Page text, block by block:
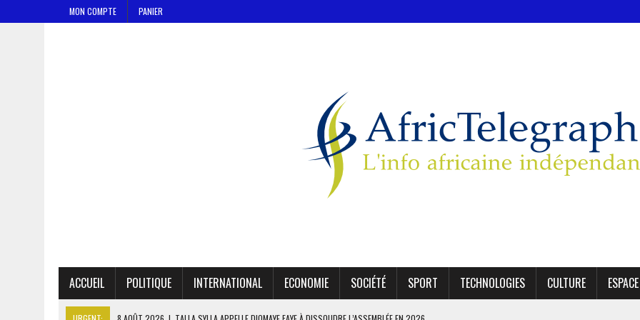
MON COMPTE PANIER
ACCUEIL POLITIQUE INTERNATIONAL ECONOMIE SOCIÉTÉ SPORT TECHNOLOGIES CULTURE